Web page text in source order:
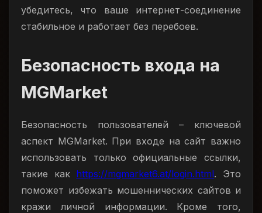
убедитесь, что ваше интернет-соединение
стабильное и работает без перебоев.
Безопасность входа на
MGMarket
Безопасность пользователей – ключевой
аспект MGMarket. При входе на сайт важно
использовать только официальные ссылки,
такие как https://mgmarket6.at/login.html. Это
поможет избежать мошеннических сайтов и
кражи личной информации. Кроме того,